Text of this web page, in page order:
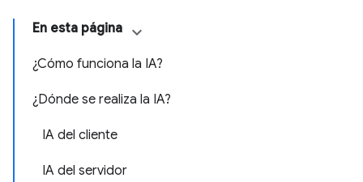
En esta página
¿Cómo funciona la IA?
¿Dónde se realiza la IA?
IA del cliente
IA del servidor